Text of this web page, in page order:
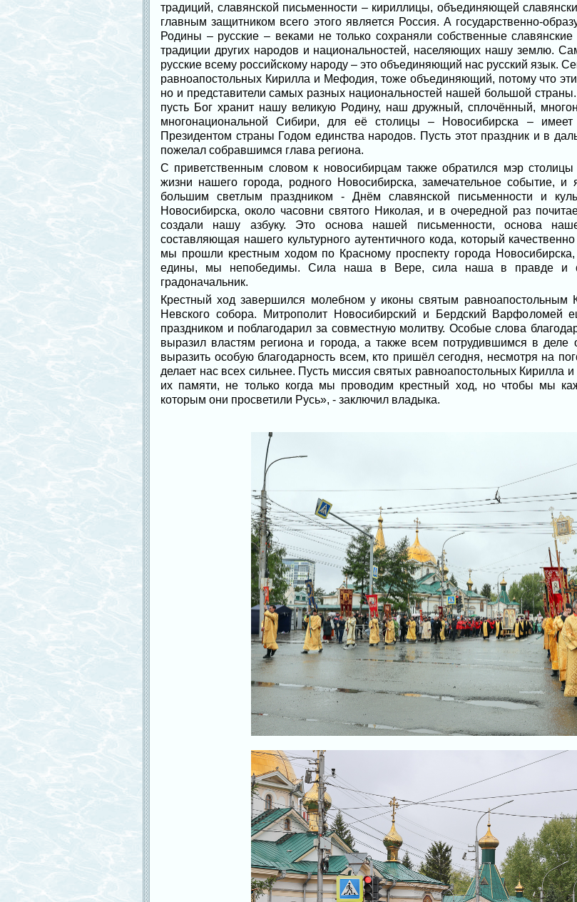
традиций, славянской письменности – кириллицы, объединяющей
главным защитником всего этого является Россия. А государственно-
Родины – русские – веками не только сохраняли собственные
традиции других народов и национальностей, населяющих нашу землю.
русские всему российскому народу – это объединяющий нас русский язык.
равноапостольных Кирилла и Мефодия, тоже объединяющий, потому что
но и представители самых разных национальностей нашей большой
пусть Бог хранит нашу великую Родину, наш дружный, сплочённый,
многонациональной Сибири, для её столицы – Новосибирска –
Президентом страны Годом единства народов. Пусть этот праздник и в
пожелал собравшимся глава региона.
С приветственным словом к новосибирцам также обратился мэр
жизни нашего города, родного Новосибирска, замечательное событие,
большим светлым праздником - Днём славянской письменности и
Новосибирска, около часовни святого Николая, и в очередной раз
создали нашу азбуку. Это основа нашей письменности, основа
составляющая нашего культурного аутентичного кода, который
мы прошли крестным ходом по Красному проспекту города
едины, мы непобедимы. Сила наша в Вере, сила наша в правде и
градоначальник.
Крестный ход завершился молебном у иконы святым
Невского собора. Митрополит Новосибирский и Бердский Варфоломей
праздником и поблагодарил за совместную молитву. Особые слова
выразил властям региона и города, а также всем потрудившимся в деле
выразить особую благодарность всем, кто пришёл сегодня, несмотря на
делает нас всех сильнее. Пусть миссия святых равноапостольных Кирилла
их памяти, не только когда мы проводим крестный ход, но чтобы мы
которым они просветили Русь», - заключил владыка.